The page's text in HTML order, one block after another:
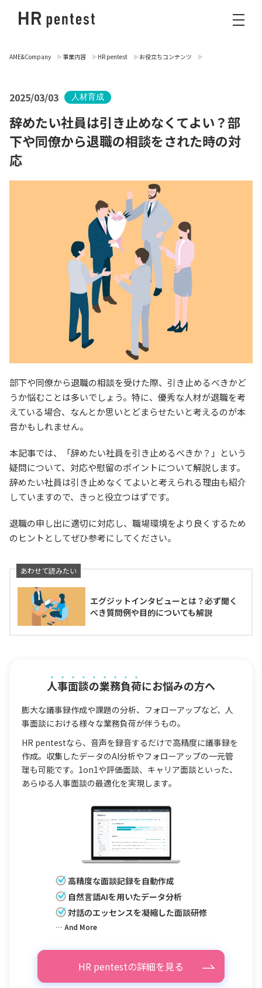
AME&Company 事業内容 HR pentest お役立ちコンテンツ
2025/03/03 人材育成
辞めたい社員は引き止めなくてよい？部
下や同僚から退職の相談をされた時の対
応
部下や同僚から退職の相談を受けた際、引き止めるべきかど
うか悩むことは多いでしょう。特に、優秀な人材が退職を考
えている場合、なんとか思いとどまらせたいと考えるのが本
音かもしれません。
本記事では、「辞めたい社員を引き止めるべきか？」という
疑問について、対応や慰留のポイントについて解説します。
辞めたい社員は引き止めなくてよいと考えられる理由も紹介
していますので、きっと役立つはずです。
退職の申し出に適切に対応し、職場環境をより良くするため
のヒントとしてぜひ参考にしてください。
エグジットインタビューとは？必ず聞く
べき質問例や目的についても解説
人事面談の業務負荷にお悩みの方へ
膨大な議事録作成や課題の分析、フォローアップなど、人
事面談における様々な業務負荷が伴うもの。
HR pentestなら、音声を録音するだけで高精度に議事録を
作成。収集したデータのAI分析やフォローアップの一元管
理も可能です。1on1や評価面談、キャリア面談といった、
あらゆる人事面談の最適化を実現します。
高精度な面談記録を自動作成
自然言語AIを用いたデータ分析
対話のエッセンスを凝縮した面談研修
… And More
HR pentestの詳細を見る